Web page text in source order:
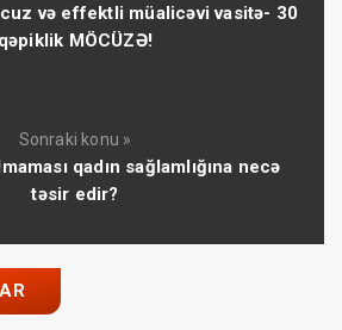
və effektli müalicəvi vasitə- 30
qəpiklik MÖCÜZƏ!
Sonraki konu »
qadın sağlamlığına necə
təsir edir?